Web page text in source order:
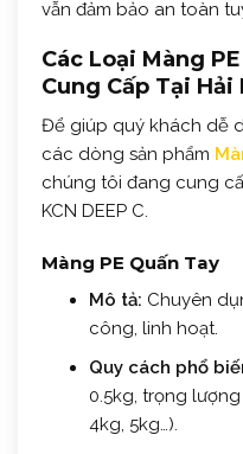
vẫn đảm bảo an toàn
Các Loại Màng
Cung Cấp Tại Hải
Để giúp quý khách dễ
các dòng sản phẩm
chúng tôi đang cung
KCN DEEP C.
Màng PE Quấn Tay
Mô tả: Chuyên
công, linh hoạt.
Quy cách phổ
0.5kg, trọng
4kg, 5kg…).